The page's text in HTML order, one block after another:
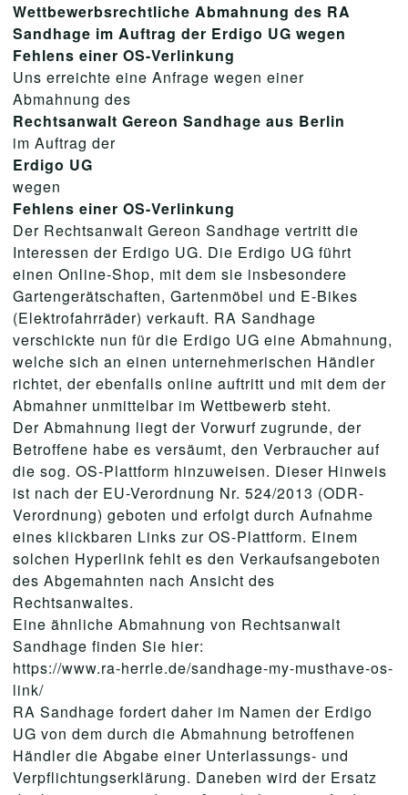
Wettbewerbsrechtliche Abmahnung des RA
Sandhage im Auftrag der Erdigo UG wegen
Fehlens einer OS-Verlinkung
Uns erreichte eine Anfrage wegen einer
Abmahnung des
Rechtsanwalt Gereon Sandhage aus Berlin
im Auftrag der
Erdigo UG
wegen
Fehlens einer OS-Verlinkung
Der Rechtsanwalt Gereon Sandhage vertritt die
Interessen der Erdigo UG. Die Erdigo UG führt
einen Online-Shop, mit dem sie insbesondere
Gartengerätschaften, Gartenmöbel und E-Bikes
(Elektrofahrräder) verkauft. RA Sandhage
verschickte nun für die Erdigo UG eine Abmahnung,
welche sich an einen unternehmerischen Händler
richtet, der ebenfalls online auftritt und mit dem der
Abmahner unmittelbar im Wettbewerb steht.
Der Abmahnung liegt der Vorwurf zugrunde, der
Betroffene habe es versäumt, den Verbraucher auf
die sog. OS-Plattform hinzuweisen. Dieser Hinweis
ist nach der EU-Verordnung Nr. 524/2013 (ODR-
Verordnung) geboten und erfolgt durch Aufnahme
eines klickbaren Links zur OS-Plattform. Einem
solchen Hyperlink fehlt es den Verkaufsangeboten
des Abgemahnten nach Ansicht des
Rechtsanwaltes.
Eine ähnliche Abmahnung von Rechtsanwalt
Sandhage finden Sie hier:
https://www.ra-herrle.de/sandhage-my-musthave-os-
link/
RA Sandhage fordert daher im Namen der Erdigo
UG von dem durch die Abmahnung betroffenen
Händler die Abgabe einer Unterlassungs- und
Verpflichtungserklärung. Daneben wird der Ersatz